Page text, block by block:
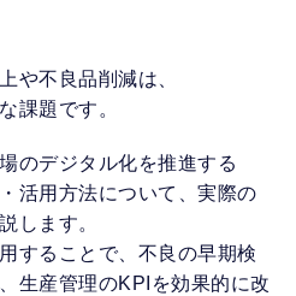
や不良品削減は、
課題です。
のデジタル化を推進する
活用方法について、実際の
します。
することで、不良の早期検
生産管理のKPIを効果的に改